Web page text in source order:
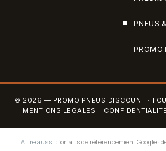
PNEUS &
© 2026 — PROMO PNEUS DISCOUNT ·
MENTIONS LÉGALES
CONFIDENTIALITÉ
A lire aussi : forfaits de référencement Google ·